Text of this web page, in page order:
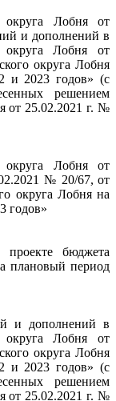
округа Лобня от
и дополнений в
округа Лобня от
округа Лобня
и 2023 годов» (с
решением
от 25.02.2021 г. №
округа Лобня от
№ 20/67, от
округа Лобня на
годов»
бюджета
плановый период
и дополнений в
округа Лобня от
округа Лобня
и 2023 годов» (с
решением
от 25.02.2021 г. №